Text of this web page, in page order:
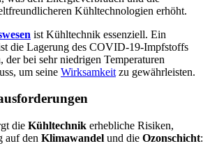
Kühltechnologien erhöht.
ist Kühltechnik essenziell. Ein
die Lagerung des COVID-19-Impfstoffs
, der bei sehr niedrigen Temperaturen
um seine Wirksamkeit zu gewährleisten.
die Kühltechnik erhebliche Risiken,
auf den Klimawandel und die Ozonschicht: